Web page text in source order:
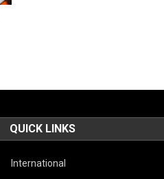
QUICK LINKS
International